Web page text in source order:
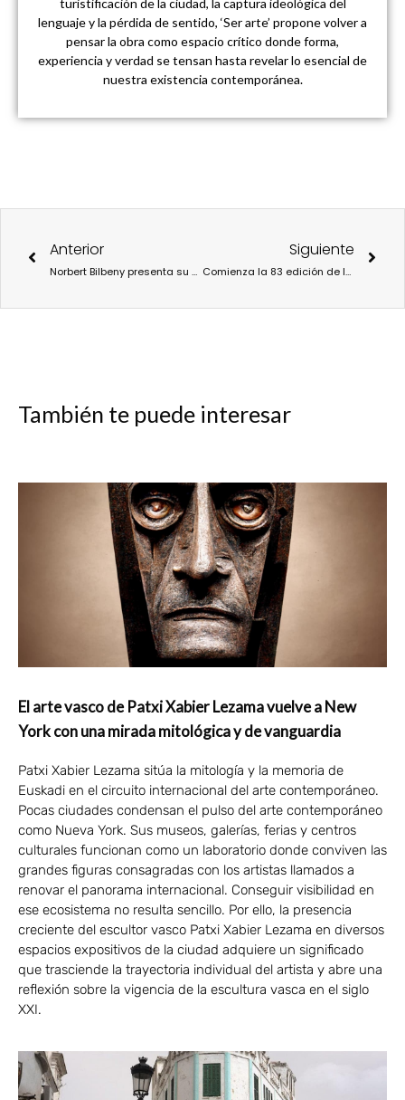
lenguaje y la pérdida de sentido, ‘Ser arte’ propone volver a
pensar la obra como espacio crítico donde forma,
experiencia y verdad se tensan hasta revelar lo esencial de
nuestra existencia contemporánea.
Anterior
Norbert Bilbeny presenta su nuevo libro “El torbellino Kant”
Siguiente
Comienza la 83 edición de la Feria del Libro de Madrid con el lema: “Entrena tu mente, lee tu cuerpo”
También te puede interesar
El arte vasco de Patxi Xabier Lezama vuelve a New
York con una mirada mitológica y de vanguardia
Patxi Xabier Lezama sitúa la mitología y la memoria de
Euskadi en el circuito internacional del arte contemporáneo.
Pocas ciudades condensan el pulso del arte contemporáneo
como Nueva York. Sus museos, galerías, ferias y centros
culturales funcionan como un laboratorio donde conviven las
grandes figuras consagradas con los artistas llamados a
renovar el panorama internacional. Conseguir visibilidad en
ese ecosistema no resulta sencillo. Por ello, la presencia
creciente del escultor vasco Patxi Xabier Lezama en diversos
espacios expositivos de la ciudad adquiere un significado
que trasciende la trayectoria individual del artista y abre una
reflexión sobre la vigencia de la escultura vasca en el siglo
XXI.